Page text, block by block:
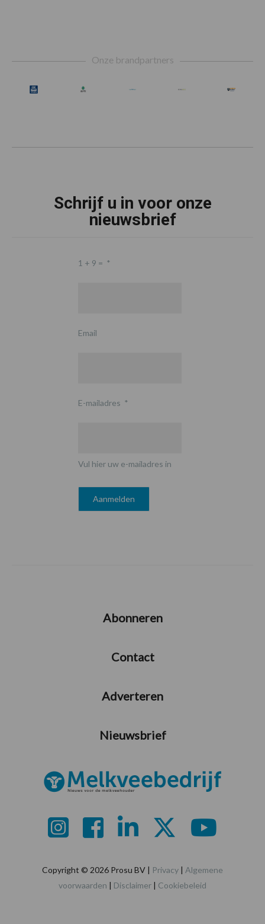
Onze brandpartners
Schrijf u in voor onze
nieuwsbrief
1 + 9 = *
Email
E-mailadres *
Vul hier uw e-mailadres in
Abonneren
Contact
Adverteren
Nieuwsbrief
Copyright © 2026 Prosu BV | Privacy | Algemene
voorwaarden | Disclaimer | Cookiebeleid